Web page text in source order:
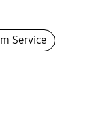
Service